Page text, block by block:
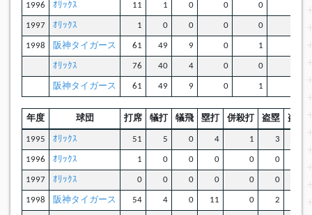
1996 ｵﾘｯｸｽ 11 1 0 0 0
1997 ｵﾘｯｸｽ 1 0 0 0 0
1998 阪神タイガース 61 49 9 0 1
ｵﾘｯｸｽ 76 40 4 0 0
阪神タイガース 61 49 9 0 1
年度 球団 打席 犠打 犠飛 塁打 併殺打 盗塁 盗塁
1995 ｵﾘｯｸｽ 51 5 0 4 1 3
1996 ｵﾘｯｸｽ 1 0 0 0 0 0
1997 ｵﾘｯｸｽ 0 0 0 0 0 0
1998 阪神タイガース 54 4 0 11 0 2